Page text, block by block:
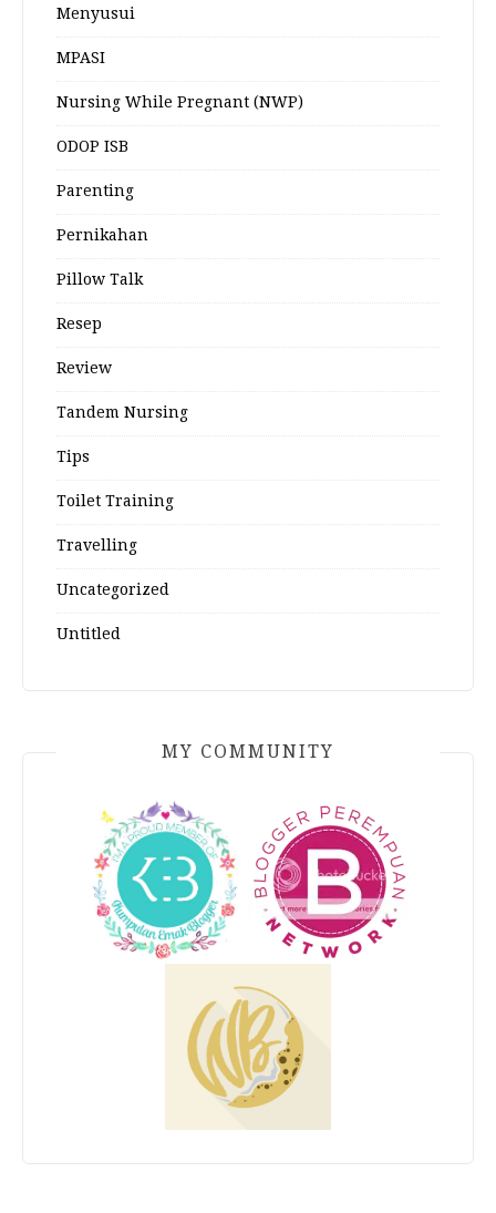
Menyusui
MPASI
Nursing While Pregnant (NWP)
ODOP ISB
Parenting
Pernikahan
Pillow Talk
Resep
Review
Tandem Nursing
Tips
Toilet Training
Travelling
Uncategorized
Untitled
MY COMMUNITY